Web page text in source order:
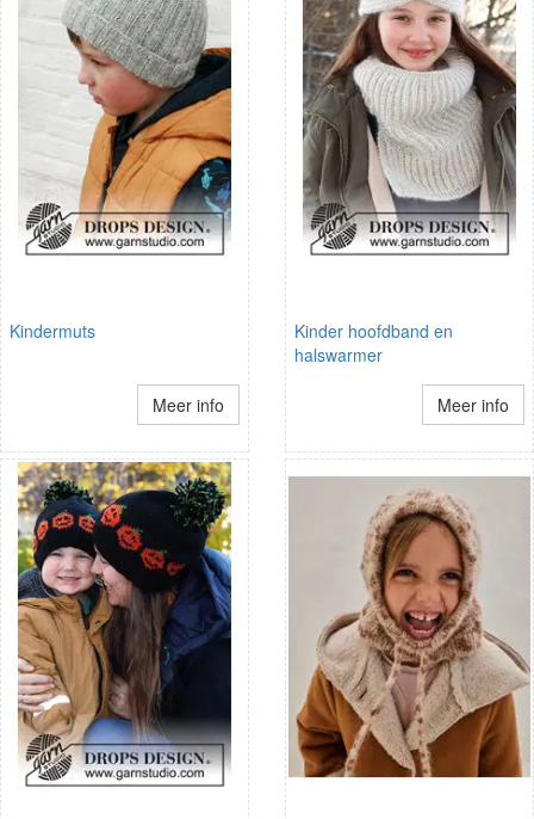
Kindermuts
Meer info
Kinder hoofdband en
halswarmer
Meer info